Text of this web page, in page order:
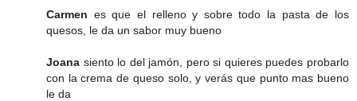
Carmen es que el relleno y sobre todo la pasta de los
quesos, le da un sabor muy bueno
Joana siento lo del jamón, pero si quieres puedes probarlo
con la crema de queso solo, y verás que punto mas bueno
le da